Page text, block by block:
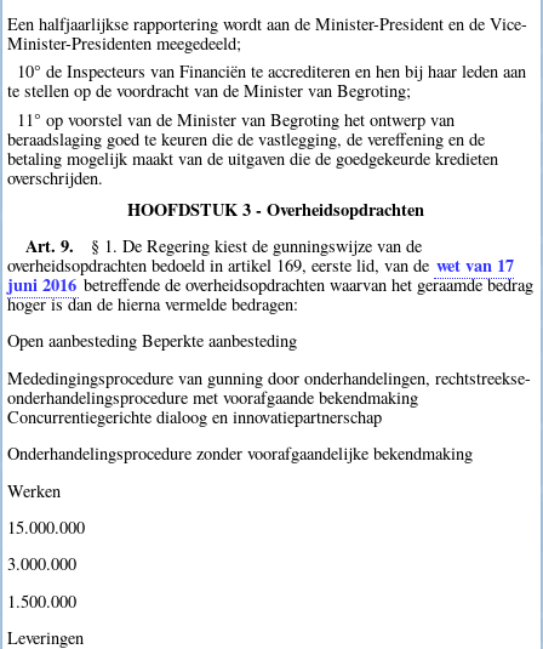
Een halfjaarlijkse rapportering wordt aan de Minister-President en de Vice-
Minister-Presidenten meegedeeld;
10° de Inspecteurs van Financiën te accrediteren en hen bij haar leden aan
te stellen op de voordracht van de Minister van Begroting;
11° op voorstel van de Minister van Begroting het ontwerp van
beraadslaging goed te keuren die de vastlegging, de vereffening en de
betaling mogelijk maakt van de uitgaven die de goedgekeurde kredieten
overschrijden.
HOOFDSTUK 3 - Overheidsopdrachten
Art. 9.
§ 1. De Regering kiest de gunningswijze van de
overheidsopdrachten bedoeld in artikel 169, eerste lid, van de wet van 17
juni 2016 betreffende de overheidsopdrachten waarvan het geraamde bedrag
hoger is dan de hierna vermelde bedragen:
Open aanbesteding Beperkte aanbesteding
Mededingingsprocedure van gunning door onderhandelingen, rechtstreekse-
onderhandelingsprocedure met voorafgaande bekendmaking
Concurrentiegerichte dialoog en innovatiepartnerschap
Onderhandelingsprocedure zonder voorafgaandelijke bekendmaking
Werken
15.000.000 
3.000.000 
1.500.000 
Leveringen